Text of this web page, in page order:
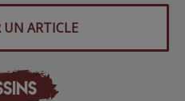
UN ARTICLE